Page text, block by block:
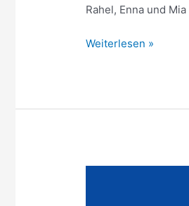
Rahel, Enna und
direkten
Weiterlesen »